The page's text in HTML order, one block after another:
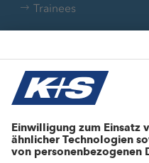
Trainees
Aktuelle Themen
Stellenangebote
Wachstumsprojekte
Innovation